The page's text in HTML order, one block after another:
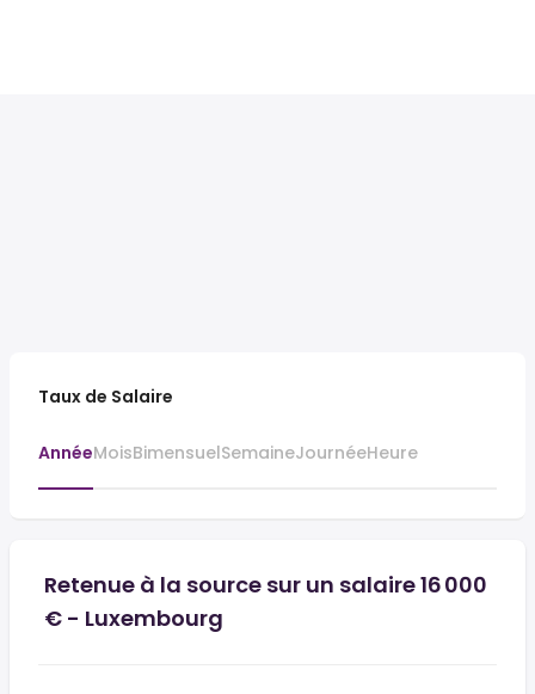
Taux de Salaire
AnnéeMoisBimensuelSemaineJournéeHeure
Retenue à la source sur un salaire 16 000
€ - Luxembourg